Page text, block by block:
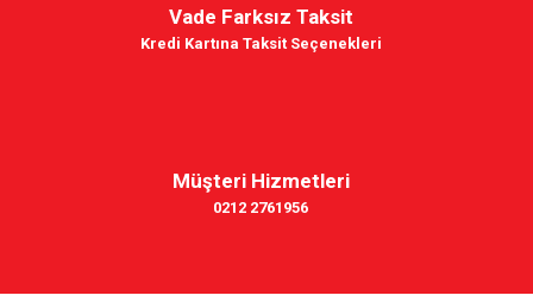
Vade Farksız Taksit
Kredi Kartına Taksit Seçenekleri
Müşteri Hizmetleri
0212 2761956